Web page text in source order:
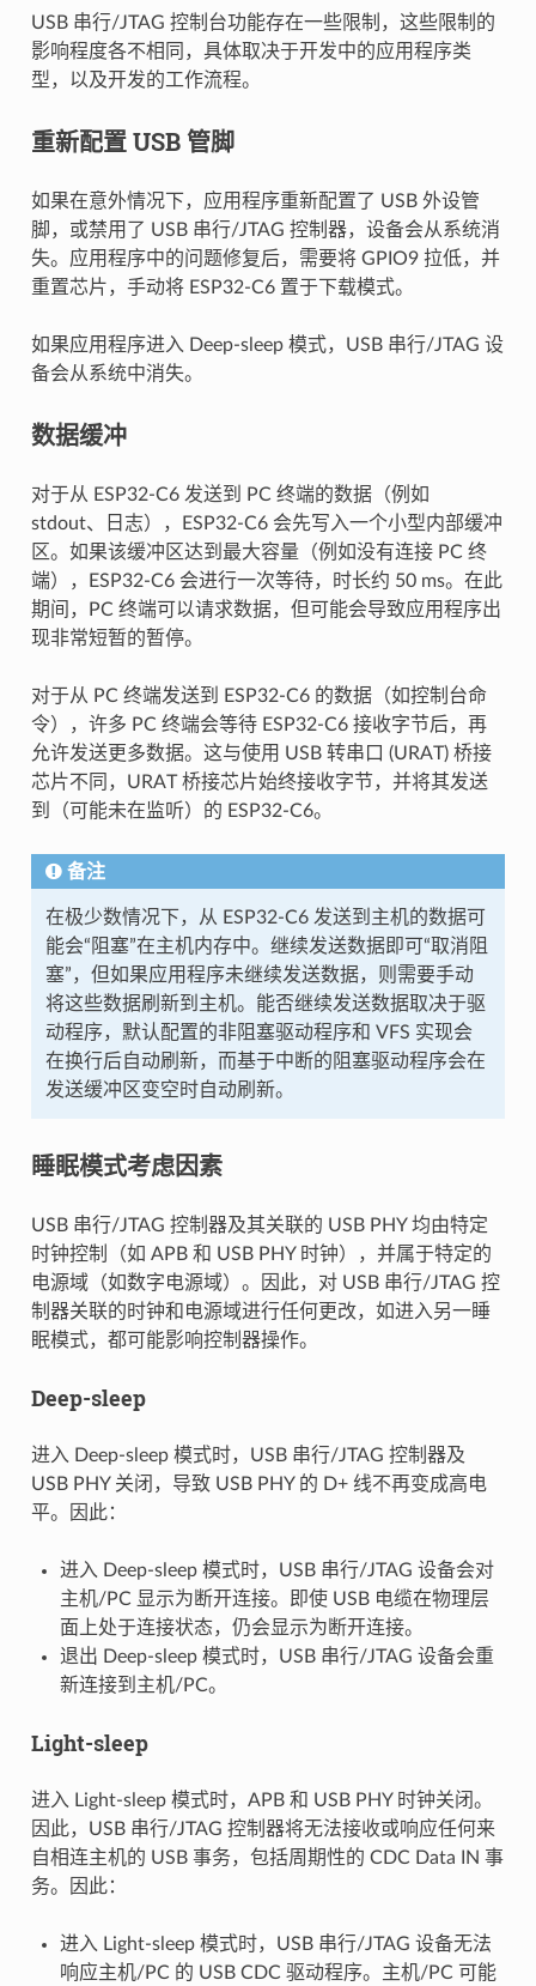
USB 串行/JTAG 控制台功能存在一些限制，这些限制的
影响程度各不相同，具体取决于开发中的应用程序类
型，以及开发的工作流程。
重新配置 USB 管脚
如果在意外情况下，应用程序重新配置了 USB 外设管
脚，或禁用了 USB 串行/JTAG 控制器，设备会从系统消
失。应用程序中的问题修复后，需要将 GPIO9 拉低，并
重置芯片，手动将 ESP32-C6 置于下载模式。
如果应用程序进入 Deep-sleep 模式，USB 串行/JTAG 设
备会从系统中消失。
数据缓冲
对于从 ESP32-C6 发送到 PC 终端的数据（例如
stdout、日志），ESP32-C6 会先写入一个小型内部缓冲
区。如果该缓冲区达到最大容量（例如没有连接 PC 终
端），ESP32-C6 会进行一次等待，时长约 50 ms。在此
期间，PC 终端可以请求数据，但可能会导致应用程序出
现非常短暂的暂停。
对于从 PC 终端发送到 ESP32-C6 的数据（如控制台命
令），许多 PC 终端会等待 ESP32-C6 接收字节后，再
允许发送更多数据。这与使用 USB 转串口 (URAT) 桥接
芯片不同，URAT 桥接芯片始终接收字节，并将其发送
到（可能未在监听）的 ESP32-C6。
备注
在极少数情况下，从 ESP32-C6 发送到主机的数据可
能会“阻塞”在主机内存中。继续发送数据即可“取消阻
塞”，但如果应用程序未继续发送数据，则需要手动
将这些数据刷新到主机。能否继续发送数据取决于驱
动程序，默认配置的非阻塞驱动程序和 VFS 实现会
在换行后自动刷新，而基于中断的阻塞驱动程序会在
发送缓冲区变空时自动刷新。
睡眠模式考虑因素
USB 串行/JTAG 控制器及其关联的 USB PHY 均由特定
时钟控制（如 APB 和 USB PHY 时钟），并属于特定的
电源域（如数字电源域）。因此，对 USB 串行/JTAG 控
制器关联的时钟和电源域进行任何更改，如进入另一睡
眠模式，都可能影响控制器操作。
Deep-sleep
进入 Deep-sleep 模式时，USB 串行/JTAG 控制器及
USB PHY 关闭，导致 USB PHY 的 D+ 线不再变成高电
平。因此：
进入 Deep-sleep 模式时，USB 串行/JTAG 设备会对
主机/PC 显示为断开连接。即使 USB 电缆在物理层
面上处于连接状态，仍会显示为断开连接。
退出 Deep-sleep 模式时，USB 串行/JTAG 设备会重
新连接到主机/PC。
Light-sleep
进入 Light-sleep 模式时，APB 和 USB PHY 时钟关闭。
因此，USB 串行/JTAG 控制器将无法接收或响应任何来
自相连主机的 USB 事务，包括周期性的 CDC Data IN 事
务。因此：
进入 Light-sleep 模式时，USB 串行/JTAG 设备无法
响应主机/PC 的 USB CDC 驱动程序。主机/PC 可能